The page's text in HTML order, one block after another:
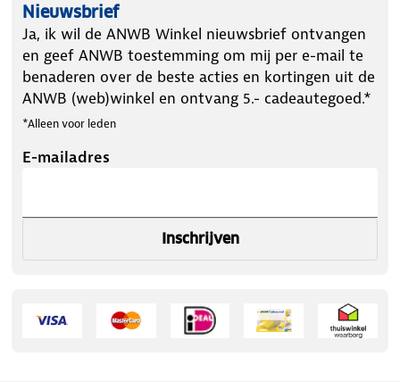
Nieuwsbrief
Ja, ik wil de ANWB Winkel nieuwsbrief ontvangen
en geef ANWB toestemming om mij per e-mail te
benaderen over de beste acties en kortingen uit de
ANWB (web)winkel en ontvang 5.- cadeautegoed.*
*Alleen voor leden
E-mailadres
Inschrijven